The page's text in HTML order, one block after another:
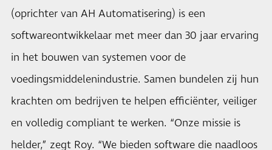
(oprichter van AH Automatisering) is een
softwareontwikkelaar met meer dan 30 jaar ervaring
in het bouwen van systemen voor de
voedingsmiddelenindustrie. Samen bundelen zij hun
krachten om bedrijven te helpen efficiënter, veiliger
en volledig compliant te werken. “Onze missie is
helder,” zegt Roy. “We bieden software die naadloos